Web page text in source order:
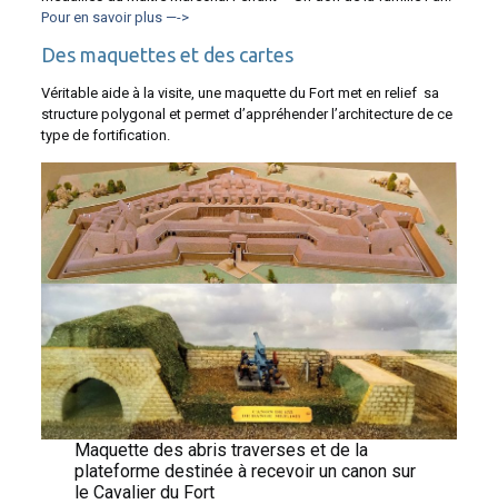
Pour en savoir plus —->
Des maquettes et des cartes
Véritable aide à la visite, une maquette du Fort met en relief sa
structure polygonal et permet d’appréhender l’architecture de ce
type de fortification.
Maquette des abris traverses et de la
plateforme destinée à recevoir un canon sur
le Cavalier du Fort